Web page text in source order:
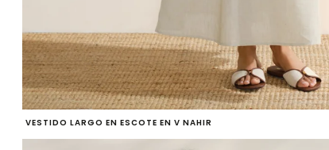
VESTIDO LARGO EN ESCOTE EN V NAHIR